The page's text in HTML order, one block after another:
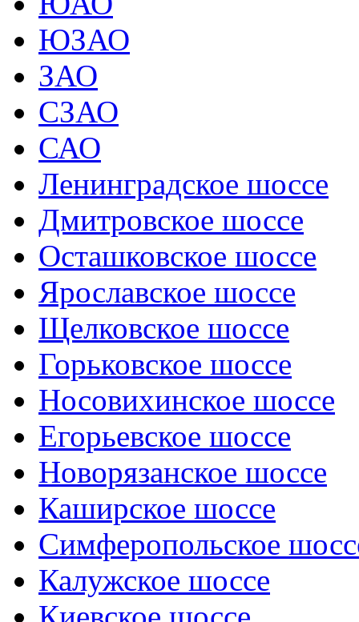
ЮЗАО
ЗАО
СЗАО
САО
Ленинградское шоссе
Дмитровское шоссе
Осташковское шоссе
Ярославское шоссе
Щелковское шоссе
Горьковское шоссе
Носовихинское шоссе
Егорьевское шоссе
Новорязанское шоссе
Каширское шоссе
Симферопольское
Калужское шоссе